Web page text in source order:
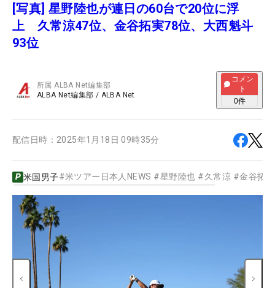
[写真] 星野陸也が連日の60台で20位に浮
上 久常涼47位、金谷拓実78位、大西魁斗
93位
所属ALBA Net編集部
ALBA Net編集部 / ALBA Net
コメン
ト
0件
配信日時： 2025年1月18日 09時35分
米国男子#米ツアー日本人NEWS #星野陸也 #久常涼 #金谷拓実